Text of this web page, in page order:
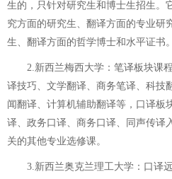
生的，只针对研究生和博士生招生。
究方面的研究生、翻译方面的专业研
生、翻译方面的哲学博士和水平证书。
2.新西兰梅西大学：笔译板块课程
译技巧、文学翻译、商务笔译、科技
闻翻译、计算机辅助翻译等，口译板
译、政务口译、商务口译、同声传译
关的其他专业选修课。
3.新西兰奥克兰理工大学：口译远